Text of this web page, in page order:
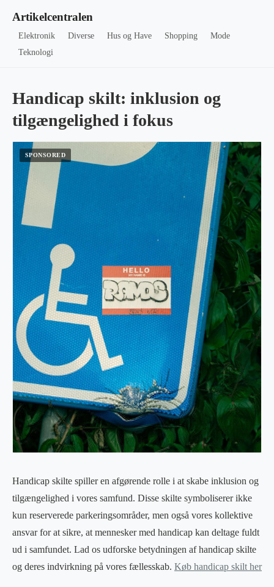
Artikelcentralen
Elektronik Diverse Hus og Have Shopping
Mode
Teknologi
Handicap skilt: inklusion og
tilgængelighed i fokus
Handicap skilte spiller en afgørende rolle i at skabe inklusion og
tilgængelighed i vores samfund. Disse skilte symboliserer ikke
kun reserverede parkeringsområder, men også vores kollektive
ansvar for at sikre, at mennesker med handicap kan deltage fuldt
ud i samfundet. Lad os udforske betydningen af handicap skilte
og deres indvirkning på vores fællesskab. Køb handicap skilt her